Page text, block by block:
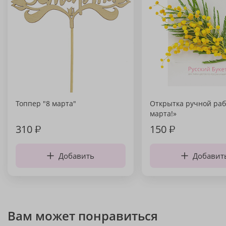
Топпер "8 марта"
310₽
Добавить
Открытка ручной
марта!»
150₽
Вам может понравиться